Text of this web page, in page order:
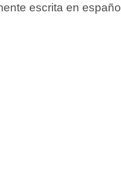
escrita en español